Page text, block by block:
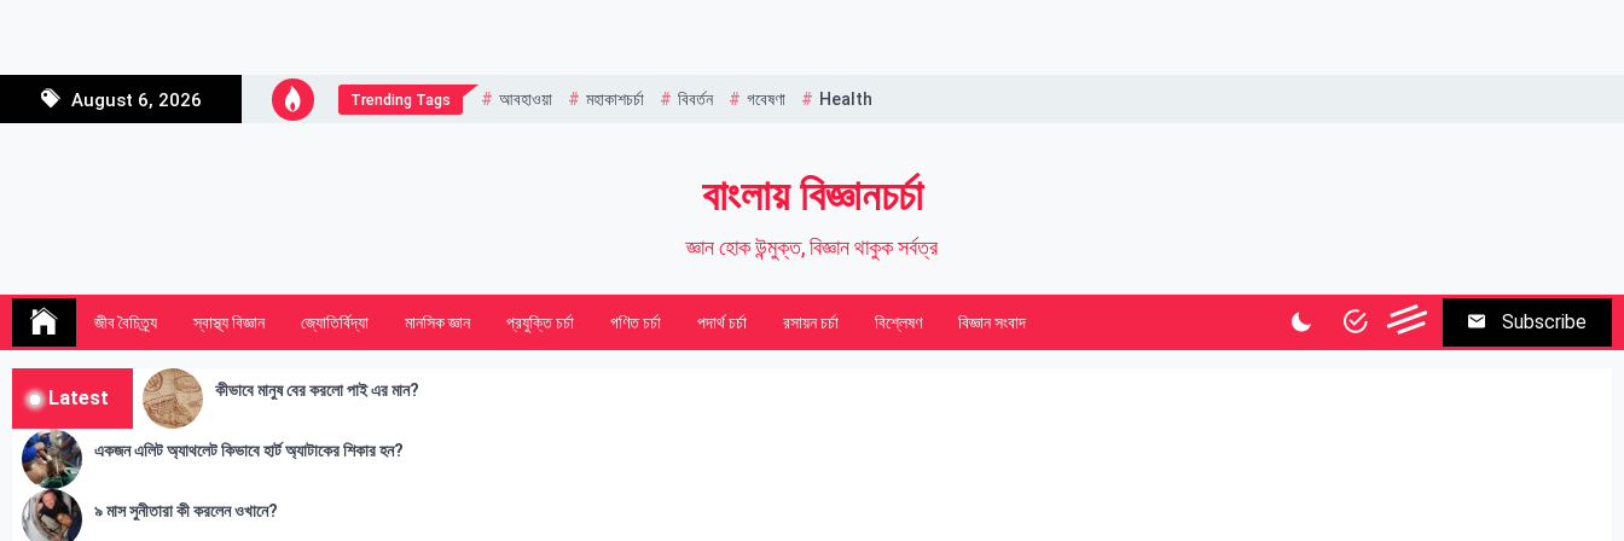
August 6, 2026
Trending Tags আবহাওয়া মহাকাশচর্চা বিবর্তন গবেষণা Health
বাংলায় বিজ্ঞানচর্চা
জ্ঞান হোক উন্মুক্ত, বিজ্ঞান থাকুক সর্বত্র
জীব বৈচিত্র্য স্বাস্থ্য বিজ্ঞান জ্যোতির্বিদ্যা মানসিক জ্ঞান প্রযুক্তি চর্চা গণিত চর্চা পদার্থ চর্চা রসায়ন চর্চা বিশ্লেষণ বিজ্ঞান সংবাদ Subscribe
Latest কীভাবে মানুষ বের করলো পাই এর মান?
একজন এলিট অ্যাথলেট কিভাবে হার্ট অ্যাটাকের শিকার হন?
৯ মাস সুনীতারা কী করলেন ওখানে?